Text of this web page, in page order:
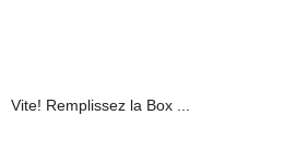
Vite! Remplissez la Box ...